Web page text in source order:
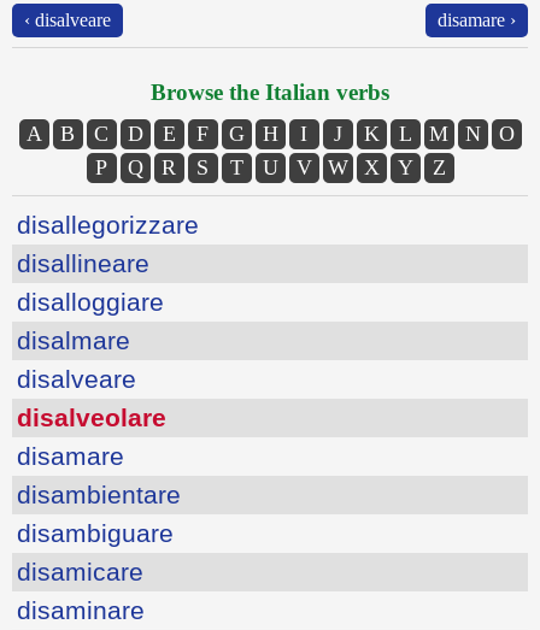
‹ disalveare disamare ›
Browse the Italian verbs
A B C D E F G H I J K L M N
O
P
Q R S T U V W X Y Z
disallegorizzare
disallineare
disalloggiare
disalmare
disalveare
disalveolare
disamare
disambientare
disambiguare
disamicare
disaminare